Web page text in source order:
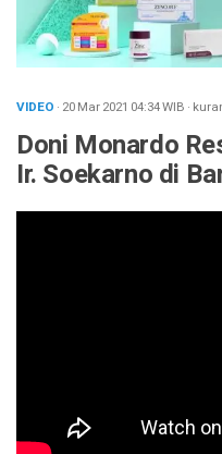
VIDEO · 20 Mar 2021 04:34WIB ·
Doni Monardo
Ir. Soekarno di